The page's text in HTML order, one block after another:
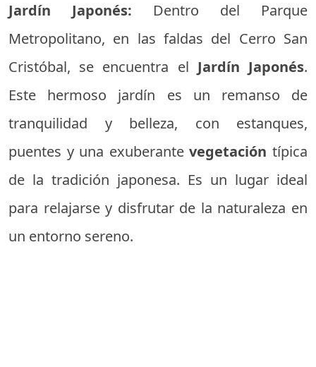
Jardín Japonés: Dentro del Parque
Metropolitano, en las faldas del Cerro San
Cristóbal, se encuentra el Jardín Japonés.
Este hermoso jardín es un remanso de
tranquilidad y belleza, con estanques,
puentes y una exuberantevegetacióntípica
de la tradición japonesa. Es un lugar ideal
para relajarse y disfrutar de la naturaleza en
un entorno sereno.